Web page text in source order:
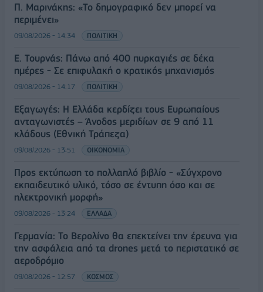
Π. Μαρινάκης: «Το δημογραφικό δεν μπορεί να
περιμένει»
09/08/2026 - 14:34 ΠΟΛΙΤΙΚΗ
Ε. Τουρνάς: Πάνω από 400 πυρκαγιές σε δέκα
ημέρες - Σε επιφυλακή ο κρατικός μηχανισμός
09/08/2026 - 14:17 ΠΟΛΙΤΙΚΗ
Εξαγωγές: Η Ελλάδα κερδίζει τους Ευρωπαίους
ανταγωνιστές – Άνοδος μεριδίων σε 9 από 11
κλάδους (Εθνική Τράπεζα)
09/08/2026 - 13:51 ΟΙΚΟΝΟΜΙΑ
Προς εκτύπωση το πολλαπλό βιβλίο - «Σύγχρονο
εκπαιδευτικό υλικό, τόσο σε έντυπη όσο και σε
ηλεκτρονική μορφή»
09/08/2026 - 13:24 ΕΛΛΑΔΑ
Γερμανία: Το Βερολίνο θα επεκτείνει την έρευνα για
την ασφάλεια από τα drones μετά το περιστατικό σε
αεροδρόμιο
09/08/2026 - 12:57 ΚΟΣΜΟΣ